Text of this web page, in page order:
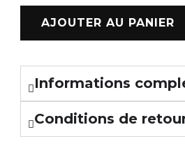
AJOUTER AU PANIER
Informations
Conditions de